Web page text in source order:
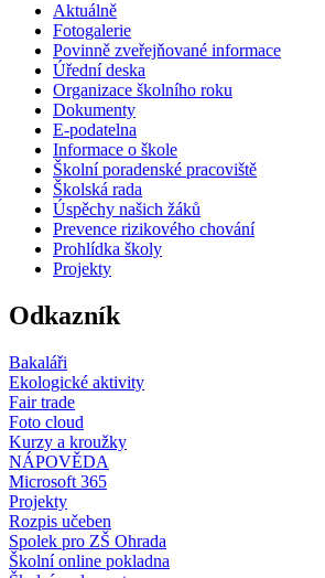
Aktuálně
Fotogalerie
Povinně zveřejňované informace
Úřední deska
Organizace školního roku
Dokumenty
E-podatelna
Informace o škole
Školní poradenské pracoviště
Školská rada
Úspěchy našich žáků
Prevence rizikového chování
Prohlídka školy
Projekty
Odkazník
Bakaláři
Ekologické aktivity
Fair trade
Foto cloud
Kurzy a kroužky
NÁPOVĚDA
Microsoft 365
Projekty
Rozpis učeben
Spolek pro ZŠ Ohrada
Školní online pokladna